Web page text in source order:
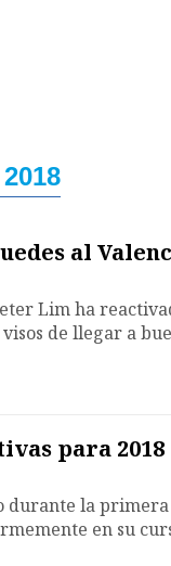
al
Lim ha
visos de llegar a
para 2018
durante la
en su